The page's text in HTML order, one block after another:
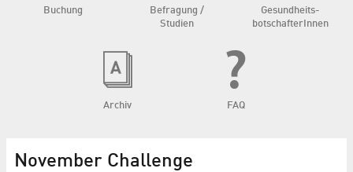
Buchung
Befragung /
Studien
Gesundheits­
botschafterInnen
Archiv FAQ
November Challenge